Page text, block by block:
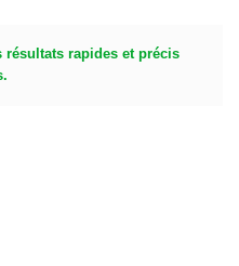
résultats rapides et précis